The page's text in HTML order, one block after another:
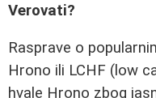
Verovati?
Rasprave o
Hrono ili LCHF (low
hvale Hrono zbog